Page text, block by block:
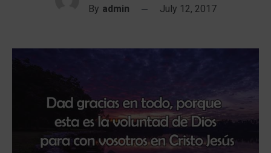
By admin July 12, 2017